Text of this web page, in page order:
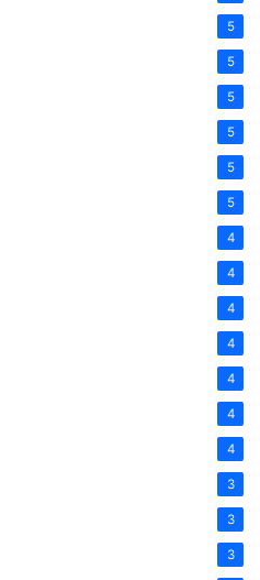
5
5
5
5
5
5
4
4
4
4
4
4
4
3
3
3